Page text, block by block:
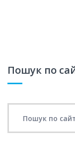
Пошук по